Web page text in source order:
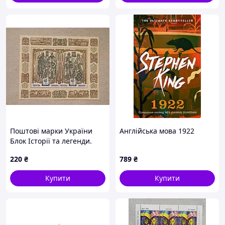
Поштові марки України
Блок Історії та легенди.
Хорив і їхня сестра Либідь.
Europa. 1997 рік
220 ₴
Купити
Англійська мова 1922
789 ₴
Купити